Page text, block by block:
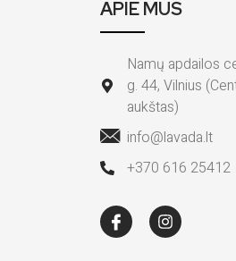
APIE MUS
Namų apdailos
g. 44, Vilnius
aukštas)
info@lavada.lt
+370 616 25412